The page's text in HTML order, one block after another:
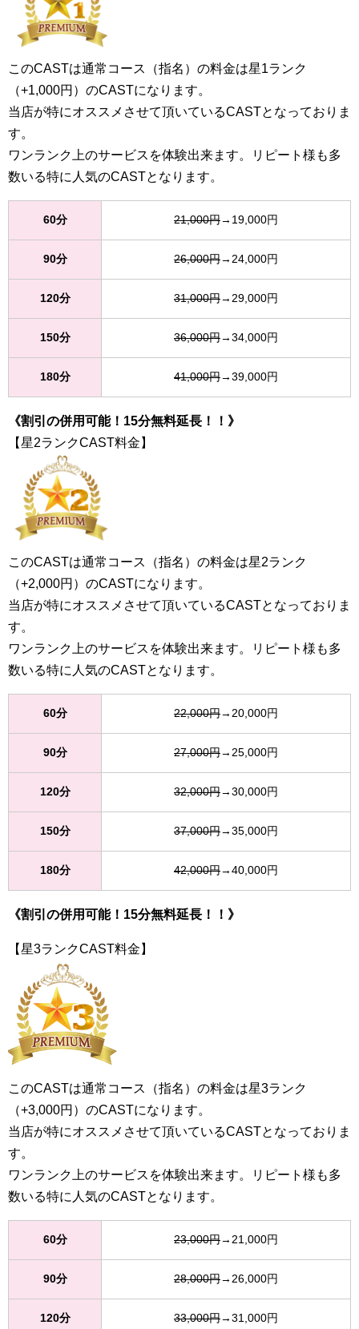
このCASTは通常コース（指名）の料金は星1ランク
（+1,000円）のCASTになります。
当店が特にオススメさせて頂いているCASTとなっておりま
す。
ワンランク上のサービスを体験出来ます。リピート様も多
数いる特に人気のCASTとなります。
60分 21,000円→19,000円
90分 26,000円→24,000円
120分 31,000円→29,000円
150分 36,000円→34,000円
180分 41,000円→39,000円
《割引の併用可能！15分無料延長！！》
【星2ランクCAST料金】
このCASTは通常コース（指名）の料金は星2ランク
（+2,000円）のCASTになります。
当店が特にオススメさせて頂いているCASTとなっておりま
す。
ワンランク上のサービスを体験出来ます。リピート様も多
数いる特に人気のCASTとなります。
60分 22,000円→20,000円
90分 27,000円→25,000円
120分 32,000円→30,000円
150分 37,000円→35,000円
180分 42,000円→40,000円
《割引の併用可能！15分無料延長！！》
【星3ランクCAST料金】
このCASTは通常コース（指名）の料金は星3ランク
（+3,000円）のCASTになります。
当店が特にオススメさせて頂いているCASTとなっておりま
す。
ワンランク上のサービスを体験出来ます。リピート様も多
数いる特に人気のCASTとなります。
60分 23,000円→21,000円
90分 28,000円→26,000円
120分 33,000円→31,000円